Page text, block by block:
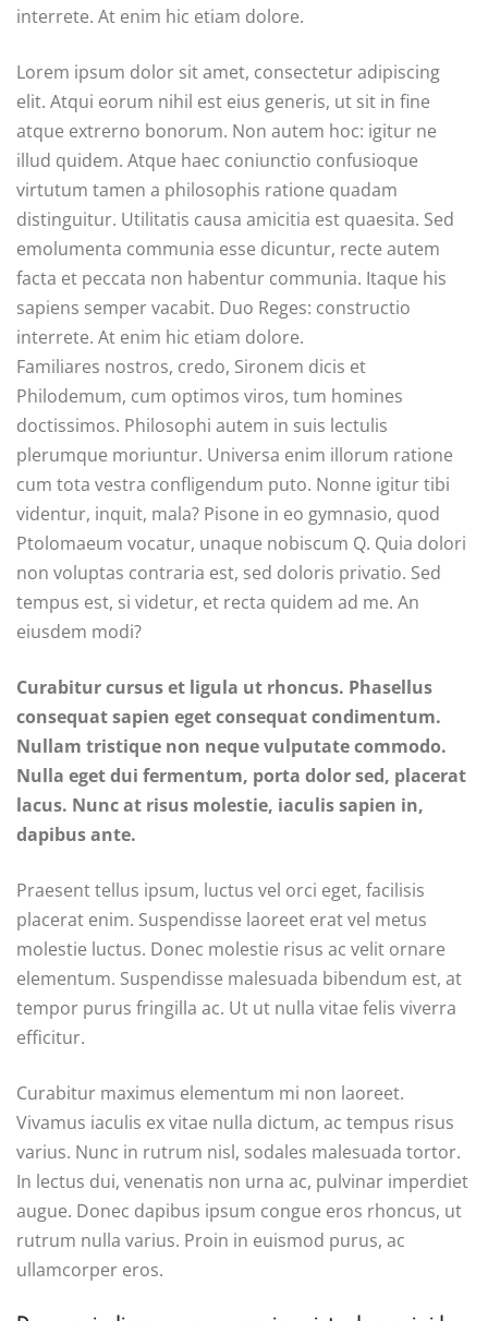
interrete. At enim hic etiam dolore.
Lorem ipsum dolor sit amet, consectetur adipiscing
elit. Atqui eorum nihil est eius generis, ut sit in fine
atque extrerno bonorum. Non autem hoc: igitur ne
illud quidem. Atque haec coniunctio confusioque
virtutum tamen a philosophis ratione quadam
distinguitur. Utilitatis causa amicitia est quaesita. Sed
emolumenta communia esse dicuntur, recte autem
facta et peccata non habentur communia. Itaque his
sapiens semper vacabit. Duo Reges: constructio
interrete. At enim hic etiam dolore.
Familiares nostros, credo, Sironem dicis et
Philodemum, cum optimos viros, tum homines
doctissimos. Philosophi autem in suis lectulis
plerumque moriuntur. Universa enim illorum ratione
cum tota vestra confligendum puto. Nonne igitur tibi
videntur, inquit, mala? Pisone in eo gymnasio, quod
Ptolomaeum vocatur, unaque nobiscum Q. Quia dolori
non voluptas contraria est, sed doloris privatio. Sed
tempus est, si videtur, et recta quidem ad me. An
eiusdem modi?
Curabitur cursus et ligula ut rhoncus. Phasellus
consequat sapien eget consequat condimentum.
Nullam tristique non neque vulputate commodo.
Nulla eget dui fermentum, porta dolor sed, placerat
lacus. Nunc at risus molestie, iaculis sapien in,
dapibus ante.
Praesent tellus ipsum, luctus vel orci eget, facilisis
placerat enim. Suspendisse laoreet erat vel metus
molestie luctus. Donec molestie risus ac velit ornare
elementum. Suspendisse malesuada bibendum est, at
tempor purus fringilla ac. Ut ut nulla vitae felis viverra
efficitur.
Curabitur maximus elementum mi non laoreet.
Vivamus iaculis ex vitae nulla dictum, ac tempus risus
varius. Nunc in rutrum nisl, sodales malesuada tortor.
In lectus dui, venenatis non urna ac, pulvinar imperdiet
augue. Donec dapibus ipsum congue eros rhoncus, ut
rutrum nulla varius. Proin in euismod purus, ac
ullamcorper eros.